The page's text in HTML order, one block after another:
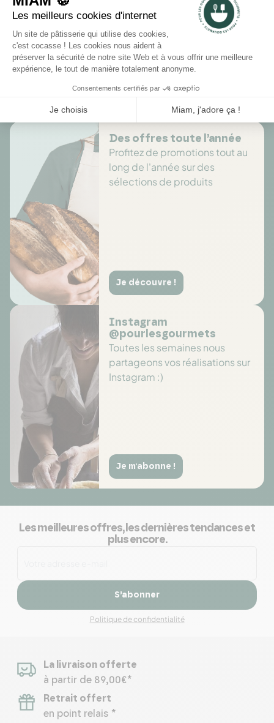
Il n'y a pas encore d'avis pour ce produit.
Des offres toute l’année
Profitez de promotions tout au
long de l'année sur des
sélections de produits
Je découvre !
Instagram
@pourlesgourmets
Toutes les semaines nous
partageons vos réalisations sur
Instagram :)
Je m'abonne !
Les meilleures offres, les dernières tendances et
plus encore.
S’abonner
Politique de confidentialité
La livraison offerte
à partir de 89,00€*
Retrait offert
en point relais *